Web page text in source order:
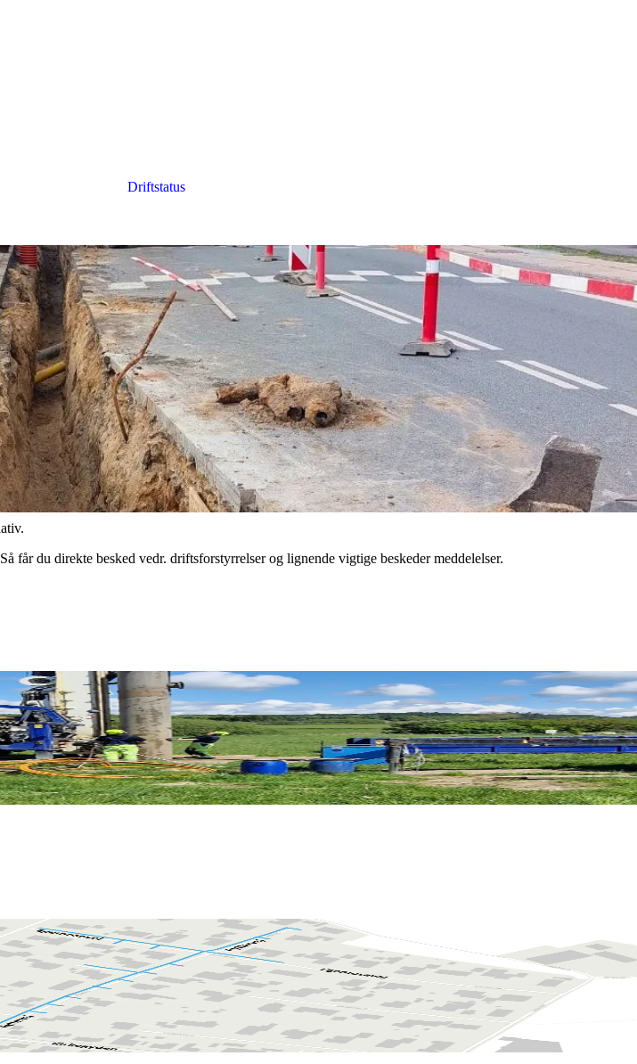
Driftstatus
skal sikre færre lækager og et stærkere ledningsnet fremover.
og stikledninger i en del af Kildetoften.
for lækager og vandskader.
bl.a., at grundejere med gamle jordledninger skal være opmærksomme på, at FFV Vand A/S kan stille krav
får du direkte besked vedr. driftsforstyrrelser og lignende vigtige beskeder meddelelser.